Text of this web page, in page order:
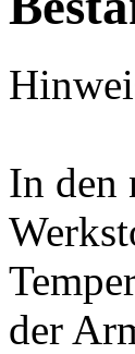
In den
der